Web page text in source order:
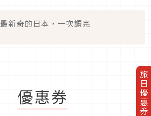
旅日優惠券
最新奇的日本，一次讀完
優惠券